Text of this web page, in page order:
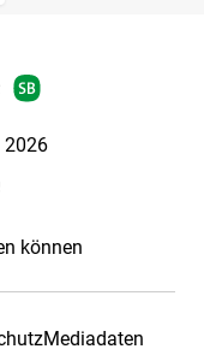
2026
können
Mediadaten